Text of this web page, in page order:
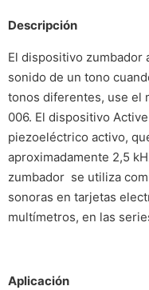
Descripción
El dispositivo
sonido de un tono
tonos diferentes, use el
006. El dispositivo
piezoeléctrico activo,
aproximadamente 2,5
zumbador se utiliza
sonoras en tarjetas
multímetros, en las
Aplicación